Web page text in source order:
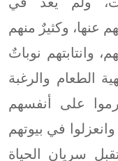
عنها، وكثيرٌ منهم
وانتابتهم نوباتٌ
الطعام والرغبة
على أنفسهم
في بيوتهم
سريان الحياة